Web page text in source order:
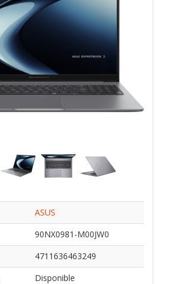
ASUS
90NX0981-M00JW0
4711636463249
Disponible